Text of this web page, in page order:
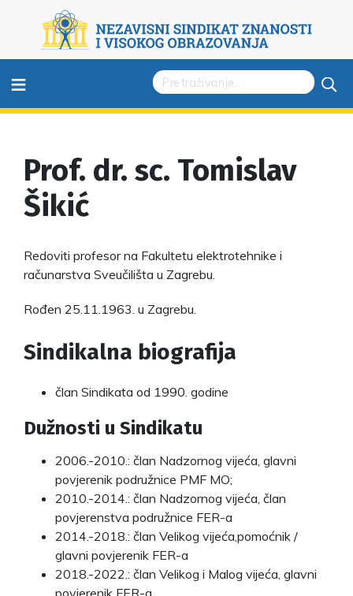
≡
Prof. dr. sc. Tomislav
Šikić
Redoviti profesor na Fakultetu elektrotehnike i
računarstva Sveučilišta u Zagrebu.
Rođen 25.11.1963. u Zagrebu.
Sindikalna biografija
član Sindikata od 1990. godine
Dužnosti u Sindikatu
2006.-2010.: član Nadzornog vijeća, glavni
povjerenik podružnice PMF MO;
2010.-2014.: član Nadzornog vijeća, član
povjerenstva podružnice FER-a
2014.-2018.: član Velikog vijeća,pomoćnik /
glavni povjerenik FER-a
2018.-2022.: član Velikog i Malog vijeća, glavni
povjerenik FER-a,